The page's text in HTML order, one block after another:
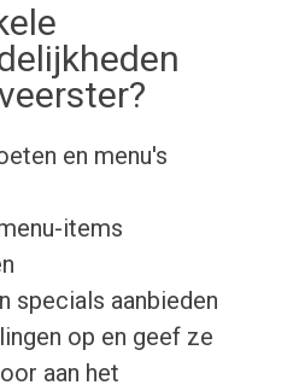
en menu's
items
specials aanbieden
op en geef ze
aan het